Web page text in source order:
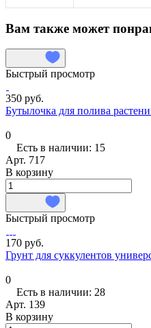
Вам также может
Быстрый просмотр
350 руб.
Бутылочка для полива
0
Есть в наличии: 15
Арт. 717
В корзину
Быстрый просмотр
170 руб.
Грунт для суккулентов
0
Есть в наличии: 28
Арт. 139
В корзину